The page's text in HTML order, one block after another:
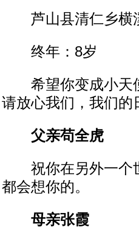
芦山县清仁乡横
终年：8岁
希望你变成小天使
请放心我们，我们的
父亲苟全虎
祝你在另外一个世
都会想你的。
母亲张霞